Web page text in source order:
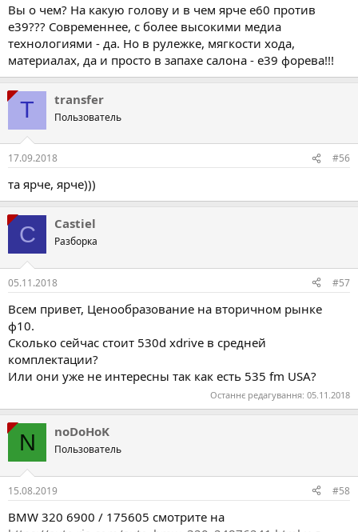
Вы о чем? На какую голову и в чем ярче е60 против
е39??? Современнее, с более высокими медиа
технологиями - да. Но в рулежке, мягкости хода,
материалах, да и просто в запахе салона - е39 форева!!!
T transfer
Пользователь
17.09.2018 #56
та ярче, ярче)))
C Castiel
Разборка
05.11.2018 #57
Всем привет, Ценообразование на вторичном рынке
ф10.
Сколько сейчас стоит 530d xdrive в средней
комплектации?
Или они уже не интересны так как есть 535 fm USA?
Останнє редагування: 05.11.2018
N noDoHoK
Пользователь
15.08.2019 #58
BMW 320 6900 / 175605 смотрите на